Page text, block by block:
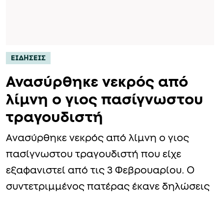
ΕΙΔΗΣΕΙΣ
Ανασύρθηκε vεκρός από
λίμνη ο γιος πασίγνωστου
τραγουδιστή
Ανασύρθηκε νεκρός από λίμνη ο γιος
πασίγνωστου τραγουδιστή που είχε
εξαφανιστεί από τις 3 Φεβρουαρίου. Ο
συντετριμμένος πατέρας έκανε δηλώσεις